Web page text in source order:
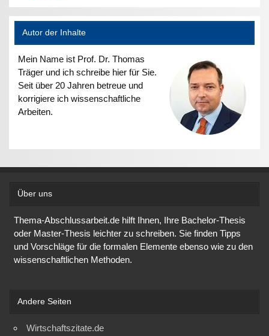
Autor der Inhalte
Mein Name ist Prof. Dr. Thomas
Träger und ich schreibe hier für Sie.
Seit über 20 Jahren betreue und
korrigiere ich wissenschaftliche
Arbeiten.
Über uns
Thema-Abschlussarbeit.de hilft Ihnen, Ihre Bachelor-Thesis
oder Master-Thesis leichter zu schreiben. Sie finden Tipps
und Vorschläge für die formalen Elemente ebenso wie zu den
wissenschaftlichen Methoden.
Andere Seiten
Wirtschaftszitate.de